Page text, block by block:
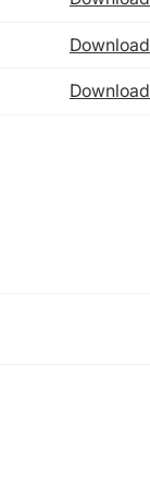
Download
Download